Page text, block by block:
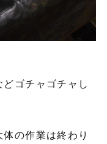
ゴチャゴチャし
の作業は終わり